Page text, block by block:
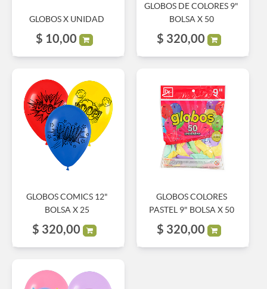
GLOBOS X UNIDAD
$ 10,00
GLOBOS DE COLORES 9"
BOLSA X 50
$ 320,00
GLOBOS COMICS 12"
BOLSA X 25
$ 320,00
GLOBOS COLORES
PASTEL 9" BOLSA X 50
$ 320,00